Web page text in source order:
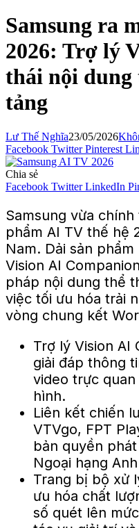
Samsung ra
2026: Trợ lý
thái nội dung
tảng
Lư Thế Nghĩa23/05/2026
Facebook Twitter Pinterest
Chia sẻ
Facebook Twitter LinkedIn
Samsung vừa
phẩm AI TV thế hệ
Nam. Dải sản
Vision AI
pháp nội dung thể
việc tối ưu hóa trải
vòng chung kết
Trợ lý Vision AI
giải đáp thông
video trực
hình.
Liên kết chiến
VTVgo, FPT
bản quyền
Ngoại hạng
Trang bị bộ xử
ưu hóa chất
số quét lên